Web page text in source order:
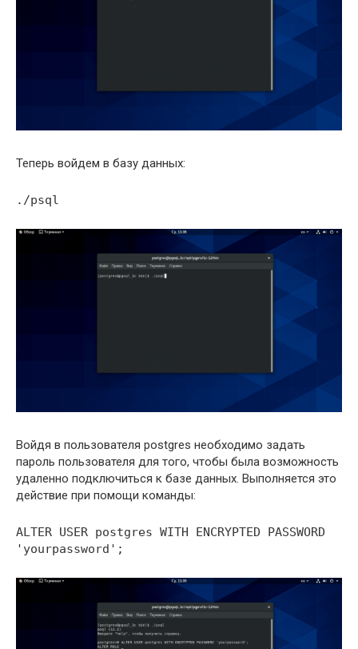
Теперь войдем в базу данных:
./psql
Войдя в пользователя postgres необходимо задать
пароль пользователя для того, чтобы была возможность
удаленно подключиться к базе данных. Выполняется это
действие при помощи команды:
ALTER USER postgres WITH ENCRYPTED PASSWORD
'yourpassword';